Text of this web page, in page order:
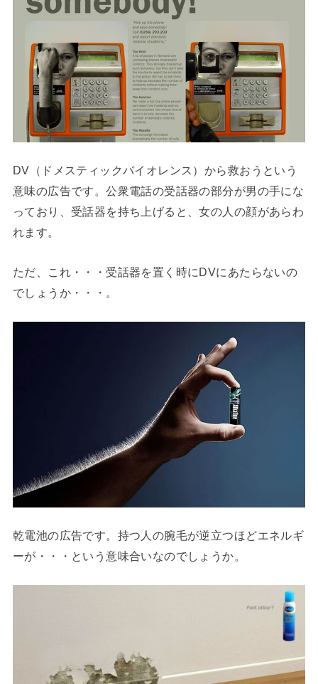
DV（ドメスティックバイオレンス）から救おうという
意味の広告です。公衆電話の受話器の部分が男の手にな
っており、受話器を持ち上げると、女の人の顔があらわ
れます。
ただ、これ・・・受話器を置く時にDVにあたらないの
でしょうか・・・。
乾電池の広告です。持つ人の腕毛が逆立つほどエネルギ
ーが・・・という意味合いなのでしょうか。